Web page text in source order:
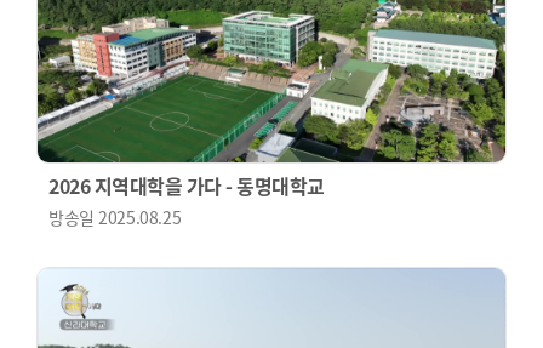
2026 지역대학을 가다 - 동명대학교
방송일2025.08.25